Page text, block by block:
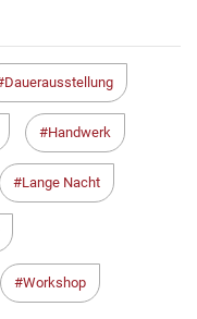
Dauerausstellung
Handwerk
Lange Nacht
Workshop